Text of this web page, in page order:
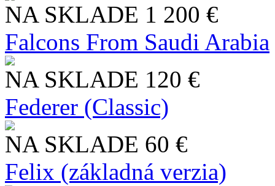
NA SKLADE 1 200 €
Falcons From Saudi Arabia
NA SKLADE 120 €
Federer (Classic)
NA SKLADE 60 €
Felix (základná verzia)